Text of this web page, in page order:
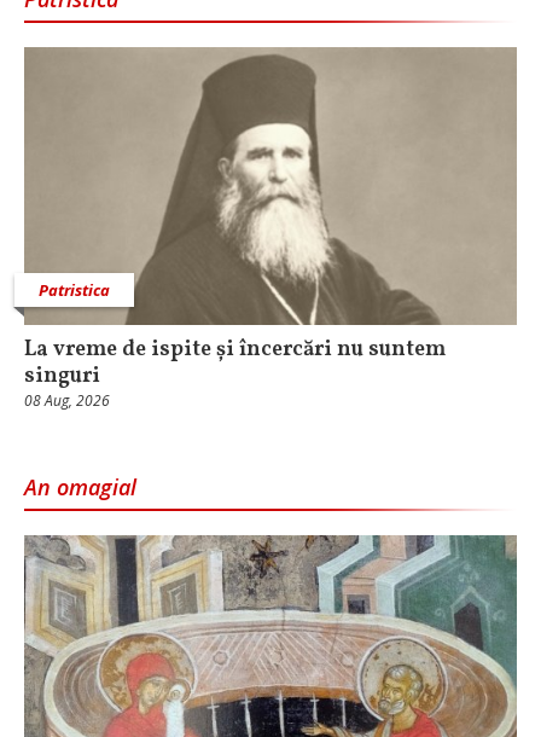
Patristica
La vreme de ispite și încercări nu suntem
singuri
08 Aug, 2026
An omagial